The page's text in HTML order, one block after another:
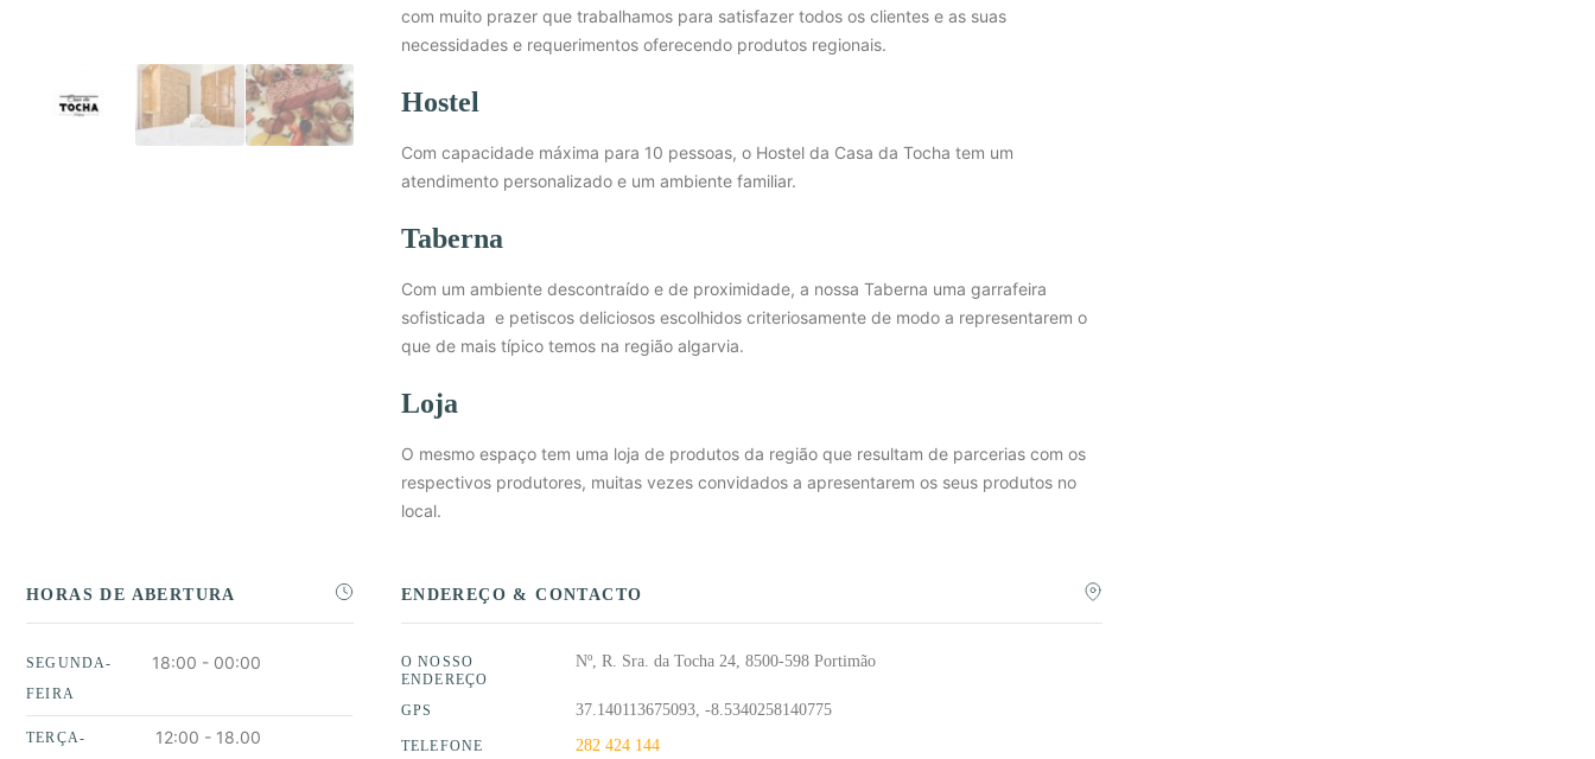
com muito prazer que trabalhamos para satisfazer todos os clientes e as suas
necessidades e requerimentos oferecendo produtos regionais.
Hostel
Com capacidade máxima para 10 pessoas, o Hostel da Casa da Tocha tem um
atendimento personalizado e um ambiente familiar.
Taberna
Com um ambiente descontraído e de proximidade, a nossa Taberna uma garrafeira
sofisticada e petiscos deliciosos escolhidos criteriosamente de modo a representarem o
que de mais típico temos na região algarvia.
Loja
O mesmo espaço tem uma loja de produtos da região que resultam de parcerias com os
respectivos produtores, muitas vezes convidados a apresentarem os seus produtos no
local.
HORAS DE ABERTURA
SEGUNDA-
FEIRA
18:00 - 00:00
TERÇA-
12:00 - 18.00
ENDEREÇO & CONTACTO
O NOSSO
ENDEREÇO
Nº, R. Sra. da Tocha 24, 8500-598 Portimão
GPS 37.140113675093, -8.5340258140775
TELEFONE 282 424 144